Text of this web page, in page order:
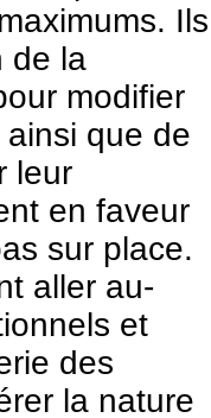
Ils
de la
modifier
que de
leur
en faveur
sur place.
aller au-
et
des
la nature